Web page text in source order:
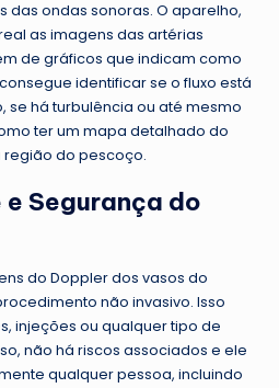
das ondas sonoras. O aparelho,
as imagens das artérias
de gráficos que indicam como
identificar se o fluxo está
se há turbulência ou até mesmo
ter um mapa detalhado do
região do pescoço.
Segurança do
do Doppler dos vasos do
não invasivo. Isso
injeções ou qualquer tipo de
não há riscos associados e ele
qualquer pessoa, incluindo